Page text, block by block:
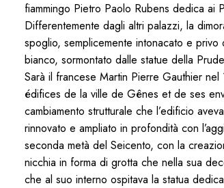
fiammingo Pietro Paolo Rubens dedica
Differentemente dagli altri palazzi, la
spoglio, semplicemente intonacato e
bianco, sormontato dalle statue della
Sarà il francese Martin Pierre Gauthier
édifices de la ville de Gênes et de ses
cambiamento strutturale che l’edificio
rinnovato e ampliato in profondità con
seconda metà del Seicento, con la
nicchia in forma di grotta che nella sua
che al suo interno ospitava la statua